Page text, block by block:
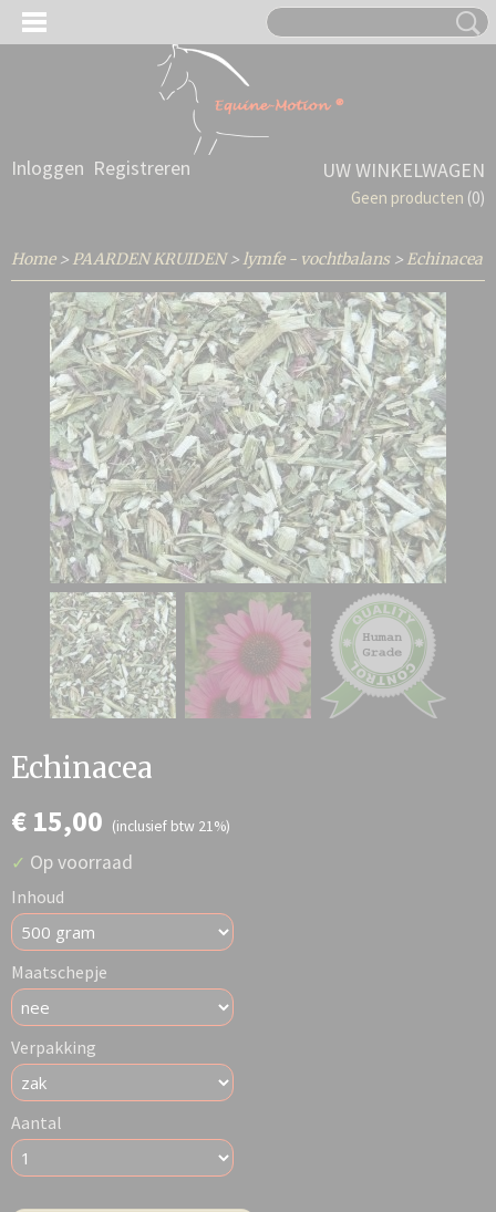
Inloggen Registreren UW WINKELWAGEN
Geen producten (0)
Home> PAARDEN KRUIDEN>lymfe - vochtbalans> Echinacea
Echinacea
€ 15,00 (inclusief btw 21%)
✓ Op voorraad
Inhoud
Maatschepje
Verpakking
Aantal